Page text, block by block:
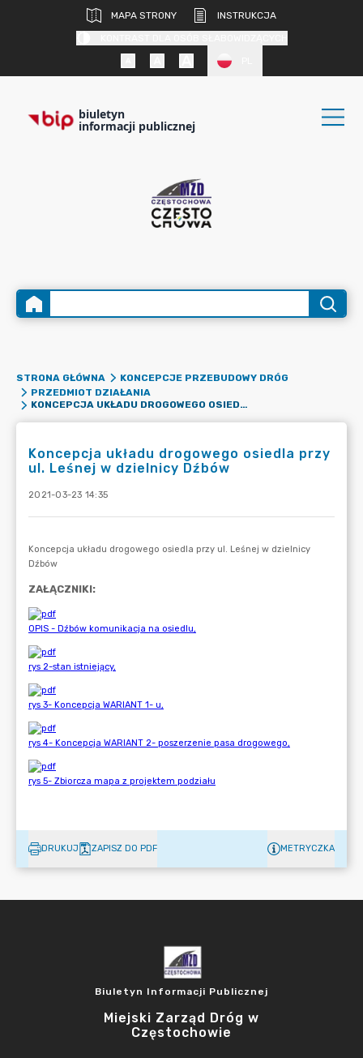
MAPA STRONY
INSTRUKCJA
biuletyn
informacji publicznej
STRONA GŁÓWNA
KONCEPCJE PRZEBUDOWY DRÓG
PRZEDMIOT DZIAŁANIA
KONCEPCJA UKŁADU DROGOWEGO OSIEDLA PRZY UL. LEŚNEJ W DZIELNICY DŹBÓW
Koncepcja układu drogowego osiedla przy
ul. Leśnej w dzielnicy Dźbów
2021-03-23 14:35
DRUKUJ ZAPISZ DO PDF METRYCZKA
Biuletyn Informacji Publicznej
Miejski Zarząd Dróg w
Częstochowie